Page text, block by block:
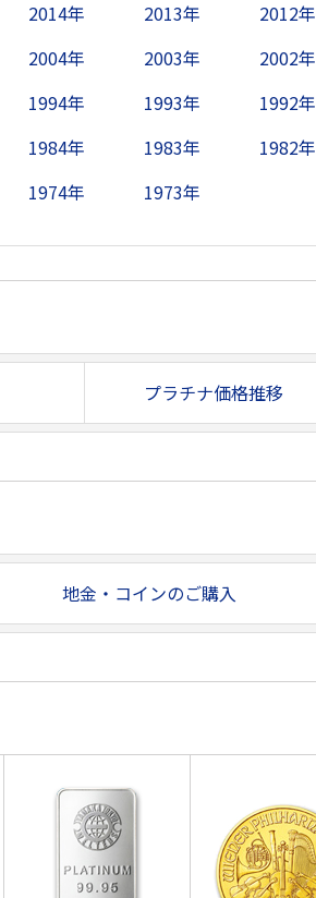
2014年 2013年 2012年
2004年 2003年 2002年
1994年 1993年 1992年
1984年 1983年 1982年
1974年 1973年
プラチナ価格推移
地金・コインのご購入